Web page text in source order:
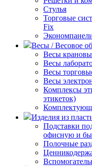
Стулья
Торговые
Fix
Весы / Весовое
Весы
Весы
Весы
Весы
Комплексы
этикеток)
Изделия из
Подставки
офисную и
Полочные